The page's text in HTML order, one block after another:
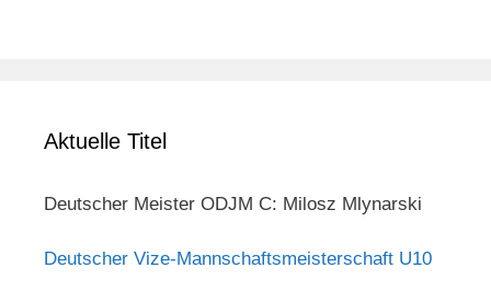
Aktuelle Titel
Deutscher Meister ODJM C: Milosz Mlynarski
Deutscher Vize-Mannschaftsmeisterschaft U10